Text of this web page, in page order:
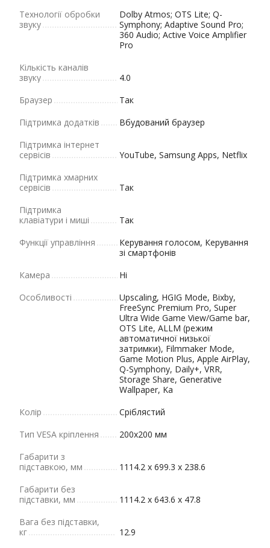
Технології обробки
звуку
Dolby Atmos; OTS Lite; Q-
Symphony; Adaptive Sound Pro;
360 Audio; Active Voice Amplifier
Pro
Кількість каналів
звуку
4.0
Браузер
Так
Підтримка додатків
Вбудований браузер
Підтримка інтернет
сервісів
YouTube, Samsung Apps, Netflix
Підтримка хмарних
сервісів
Так
Підтримка
клавіатури і миші
Так
Функції управління
Керування голосом, Керування
зі смартфонів
Камера
Ні
Особливості
Upscaling, HGIG Mode, Bixby,
FreeSync Premium Pro, Super
Ultra Wide Game View/Game bar,
OTS Lite, ALLM (режим
автоматичної низької
затримки), Filmmaker Mode,
Game Motion Plus, Apple AirPlay,
Q-Symphony, Daily+, VRR,
Storage Share, Generative
Wallpaper, Ka
Колір
Сріблястий
Тип VESA кріплення
200x200 мм
Габарити з
підставкою, мм
1114.2 x 699.3 x 238.6
Габарити без
підставки, мм
1114.2 x 643.6 x 47.8
Вага без підставки,
кг
12.9